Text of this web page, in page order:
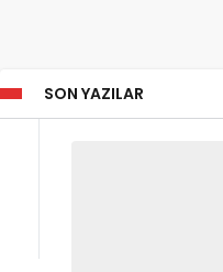
SON YAZILAR